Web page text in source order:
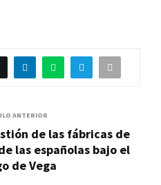
ANTERIOR
de las fábricas de
las españolas bajo el
de Vega